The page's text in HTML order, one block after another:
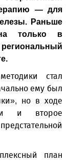
— для
Раньше
только в
стал
ему был
но в ходе
и второе
план